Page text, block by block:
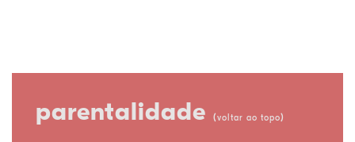
parentalidade (voltar ao topo)